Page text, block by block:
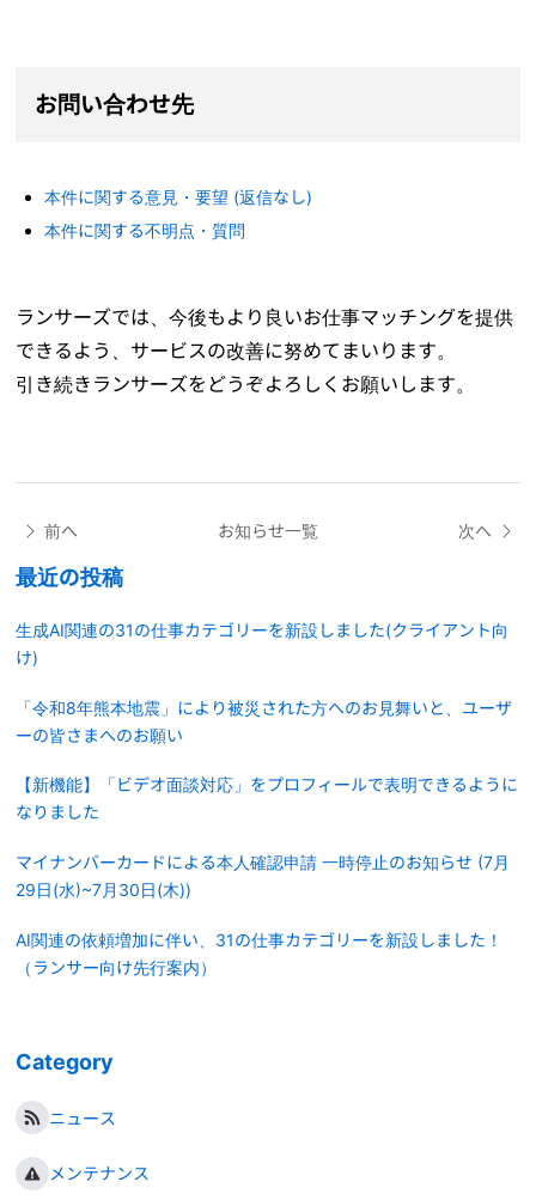
お問い合わせ先
本件に関する意見・要望 (返信なし)
本件に関する不明点・質問
ランサーズでは、今後もより良いお仕事マッチングを提供
できるよう、サービスの改善に努めてまいります。
引き続きランサーズをどうぞよろしくお願いします。
前へ お知らせ一覧 次へ
最近の投稿
生成AI関連の31の仕事カテゴリーを新設しました(クライアント向
け)
「令和8年熊本地震」により被災された方へのお見舞いと、ユーザ
ーの皆さまへのお願い
【新機能】「ビデオ面談対応」をプロフィールで表明できるように
なりました
マイナンバーカードによる本人確認申請 一時停止のお知らせ (7月
29日(水)~7月30日(木))
AI関連の依頼増加に伴い、31の仕事カテゴリーを新設しました！
（ランサー向け先行案内）
Category
ニュース
メンテナンス